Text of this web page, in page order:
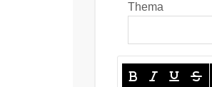
Thema